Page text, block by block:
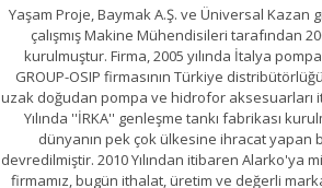
Yaşam Proje, Baymak A.Ş. ve Üniversal Kazan
çalışmış Makine Mühendisileri tarafından
kurulmuştur. Firma, 2005 yılında İtalya
GROUP-OSIP firmasının Türkiye
uzak doğudan pompa ve hidrofor aksesuarları
Yılında ''İRKA'' genleşme tankı fabrikası
dünyanın pek çok ülkesine ihracat yapan
devredilmiştir. 2010 Yılından itibaren Alarko'ya
firmamız, bugün ithalat, üretim ve değerli